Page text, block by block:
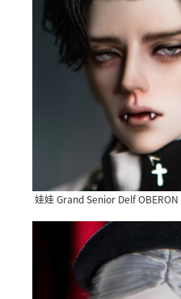
娃娃 Grand Senior Delf